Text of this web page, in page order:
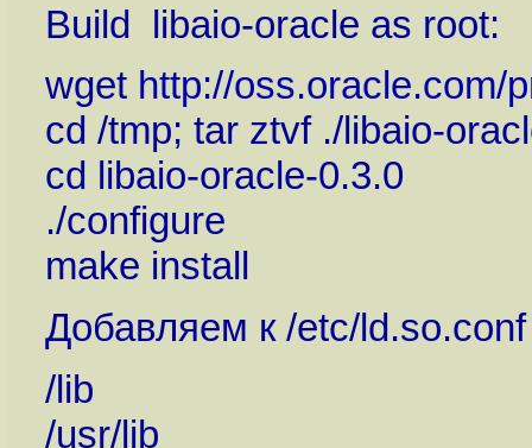
Build libaio-oracle as root:
wget http://oss.oracle.com/
cd /tmp; tar ztvf ./libaio-
cd libaio-oracle-0.3.0
./configure
make install
Добавляем к /etc/ld.so.conf
/lib
/usr/lib